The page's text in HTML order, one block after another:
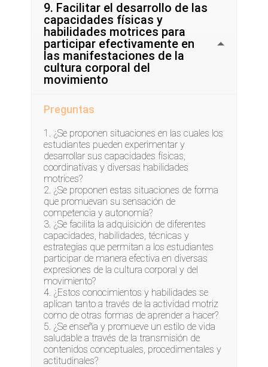
9. Facilitar el desarrollo de las
capacidades físicas y
habilidades motrices para
participar efectivamente en
las manifestaciones de la
cultura corporal del
movimiento
Preguntas
¿Se proponen situaciones en las cuales los
estudiantes pueden experimentar y
desarrollar sus capacidades físicas,
coordinativas y diversas habilidades
motrices?
¿Se proponen estas situaciones de forma
que promuevan su sensación de
competencia y autonomía?
¿Se facilita la adquisición de diferentes
capacidades, habilidades, técnicas y
estrategias que permitan a los estudiantes
participar de manera efectiva en diversas
expresiones de la cultura corporal y del
movimiento?
¿Estos conocimientos y habilidades se
aplican tanto a través de la actividad motriz
como de otras formas de aprender a hacer?
¿Se enseña y promueve un estilo de vida
saludable a través de la transmisión de
contenidos conceptuales, procedimentales y
actitudinales?